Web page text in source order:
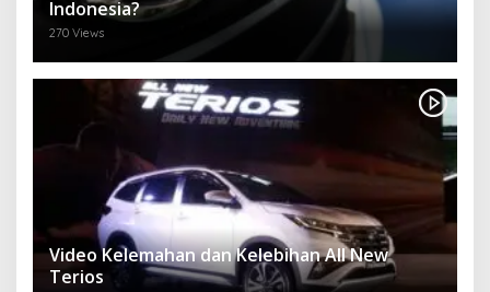
Indonesia?
270 Views
Video Kelemahan dan Kelebihan All New
Terios